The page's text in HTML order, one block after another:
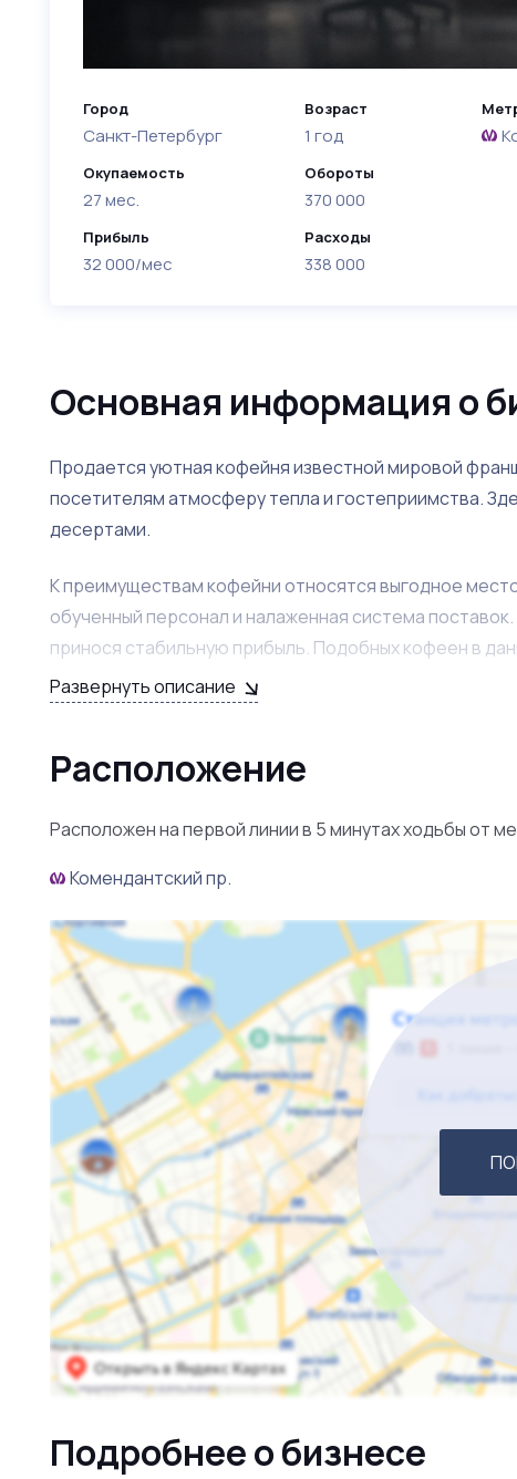
Город
Санкт-Петербург
Окупаемость
27 мес.
Прибыль
32 000/мес
Возраст
1 год
Обороты
370 000
Расходы
338 000
Основная информация о
Продается уютная кофейня известной мировой
посетителям атмосферу тепла и гостеприимства.
десертами.
К преимуществам кофейни относятся выгодное
обученный персонал и налаженная система
принося стабильную прибыль. Подобных кофеен в
Для покупателя это отличная возможность войти в
приятное времяпрепровождение. Собственник
Развернуть описание
Расположение
Расположен на первой линии в 5 минутах ходьбы от
Комендантский пр.
Подробнее о бизнесе